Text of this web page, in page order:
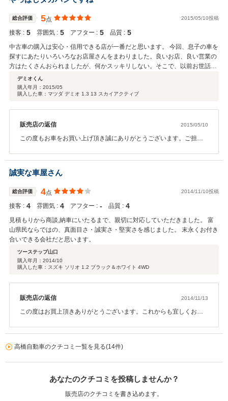
総合評価 5点 2015/05/10投稿
接客 : 5 雰囲気 : 5 アフター : 5 品質 : 5
中古車の購入は安心・信用できる店が一番だと思います。 今回、息子の車を
探すにあたりいろいろなお店屋さんをまわりました。良いお店、良い営業の
方はたくさんおられましたが、何かスッキリしない。そこで、以前お世話に
なっていたものの在庫で気にいった車が無くて立ち寄っていなかったタカハ
シさんにフラッと・・・。営業時間外でしたが金山くんからお薦めの一台を
紹介していただきました。ほぼ即決！安心と信用がそこにありました。 以前
デミオくん
購入年月： 2015/05
購入した車：マツダ デミオ 1.3 13 スカイアクティブ
販売店の返信 2015/05/10
この度もお車をお買い上げ頂き誠にありがとうございます。ご担当
事ですが、今回のお車もご満足頂けますよう準備を進めてまいりま
すので 納車まで今しばらく楽しみにお待ちください。
誠実な車屋さん
総合評価 4点 2014/11/10投稿
接客 : 4 雰囲気 : 4 アフター : ‐ 品質 : 4
見積もりから商談,納車にいたるまで、親切に対応していただきました。 富
山県民ならではの、真面目さ・誠実さ・堅実さを感じました。 末永くお付き
合いできる会社だと思います。
ツーステップ山口
購入年月： 2014/10
購入した車：スズキ ソリオ 1.2 ブラック＆ホワイト 4WD
販売店の返信 2014/11/13
この度はお買上頂きありがとうございます。これからも宜しくお願
高橋自動車のクチコミ一覧を見る(14件)
あなたのクチコミを投稿しませんか？
販売店のクチコミを書き込めます。